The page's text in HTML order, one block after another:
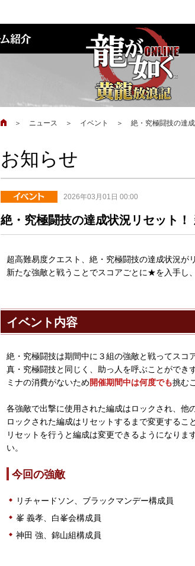
＞ ニュース ＞ イベント ＞ 絶・究極闘技の達
お知らせ
2026年03月01日 00:00
絶・究極闘技の達成状況リセット！
超高難易度クエスト、絶・究極闘技の達成状況が
新たな強敵と戦うことでスコアごとに★を入手し
イベント内容
絶・究極闘技は期間中に３組の強敵と戦ってスコ
真・究極闘技と同じく、助っ人を呼ぶことができ
ミナの消費がないため開催期間中は何度でも挑む
各強敵で出撃に使用された編成はロックされ、他
ロックされた編成はリセットするまで変更するこ
リセットを行うと編成は変更できるようになります
い。
今回の強敵
リチャードソン、ブラックマンデー構成員
峯 義孝、白峯会構成員
神田 強、錦山組構成員